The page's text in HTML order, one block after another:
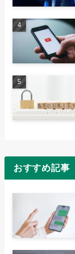
おすすめ記事